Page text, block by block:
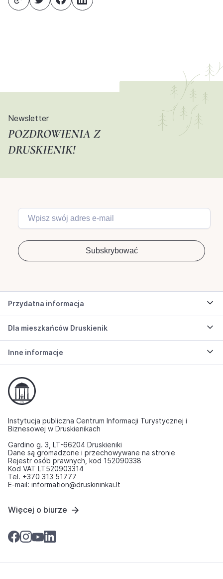
Newsletter
POZDROWIENIA Z
DRUSKIENIK!
Przydatna informacja
Dla mieszkańców Druskienik
Inne informacje
Instytucja publiczna Centrum Informacji Turystycznej i
Biznesowej w Druskienikach
Gardino g. 3, LT-66204 Druskieniki
Dane są gromadzone i przechowywane na stronie
Rejestr osób prawnych, kod 152090338
Kod VAT LT520903314
Tel. +370 313 51777
E-mail: information@druskininkai.lt
Więcej o biurze